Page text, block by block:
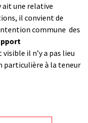
ait une relative
il convient de
intention commune des
il n’y a pas lieu
particulière à la teneur